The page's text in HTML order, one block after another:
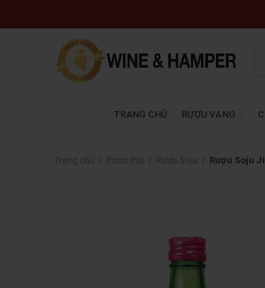
TRANG CHỦ RƯỢU VANG
Rượu Soju